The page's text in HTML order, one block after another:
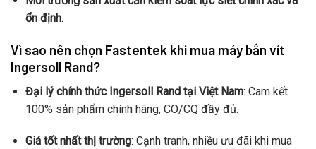
ổn định.
Vì sao nên chọn Fastentek khi mua máy bắn vít
Ingersoll Rand?
Đại lý chính thức Ingersoll Rand tại Việt Nam: Cam kết
100% sản phẩm chính hãng, CO/CQ đầy đủ.
Giá tốt nhất thị trường: Cạnh tranh, nhiều ưu đãi khi mua